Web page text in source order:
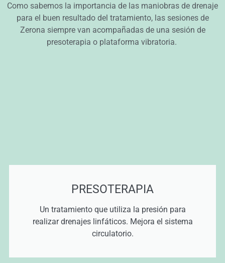
Como sabemos la importancia de las maniobras de drenaje
para el buen resultado del tratamiento, las sesiones de
Zerona siempre van acompañadas de una sesión de
presoterapia o plataforma vibratoria.
PRESOTERAPIA
Un tratamiento que utiliza la presión para
realizar drenajes linfáticos. Mejora el sistema
circulatorio.